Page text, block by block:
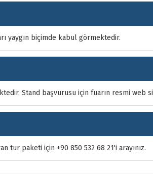
yaygın biçimde kabul görmektedir.
Stand başvurusu için fuarın resmi web
tur paketi için +90 850 532 68 21'i arayınız.